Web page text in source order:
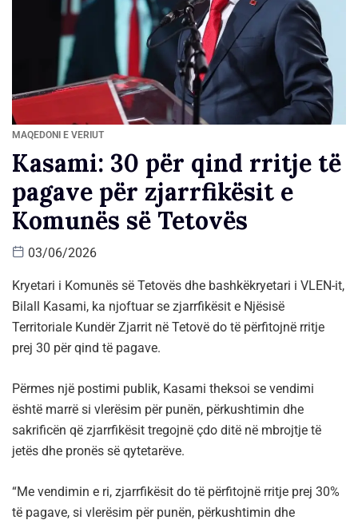
MAQEDONI E VERIUT
Kasami: 30 për qind rritje të
pagave për zjarrfikësit e
Komunës së Tetovës
03/06/2026
Kryetari i Komunës së Tetovës dhe bashkëkryetari i VLEN-it,
Bilall Kasami, ka njoftuar se zjarrfikësit e Njësisë
Territoriale Kundër Zjarrit në Tetovë do të përfitojnë rritje
prej 30 për qind të pagave.
Përmes një postimi publik, Kasami theksoi se vendimi
është marrë si vlerësim për punën, përkushtimin dhe
sakrificën që zjarrfikësit tregojnë çdo ditë në mbrojtje të
jetës dhe pronës së qytetarëve.
“Me vendimin e ri, zjarrfikësit do të përfitojnë rritje prej 30%
të pagave, si vlerësim për punën, përkushtimin dhe